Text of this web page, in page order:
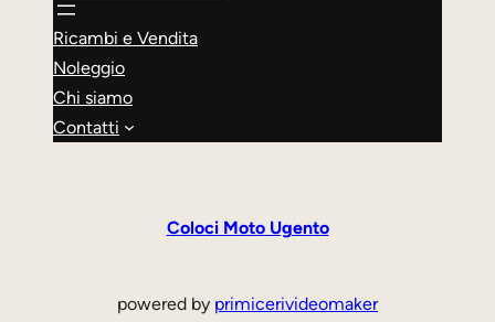
Ricambi e Vendita
Noleggio
Chi siamo
Contatti
Coloci Moto Ugento
powered by primicerivideomaker